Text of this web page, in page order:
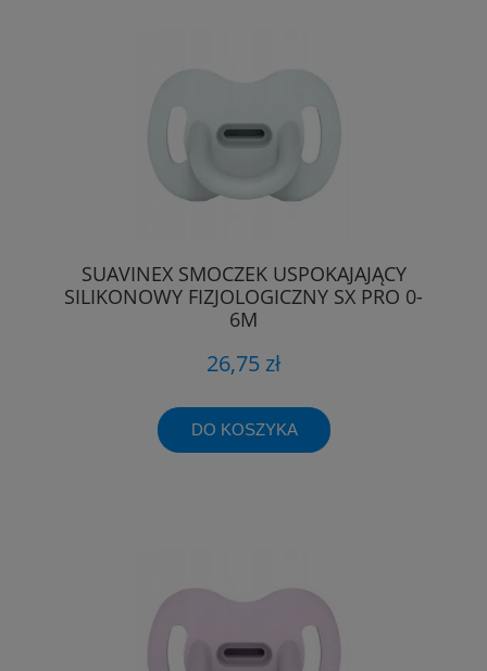
SUAVINEX SMOCZEK USPOKAJAJĄCY
SILIKONOWY FIZJOLOGICZNY SX PRO 0-
6M
26,75 zł
DO KOSZYKA